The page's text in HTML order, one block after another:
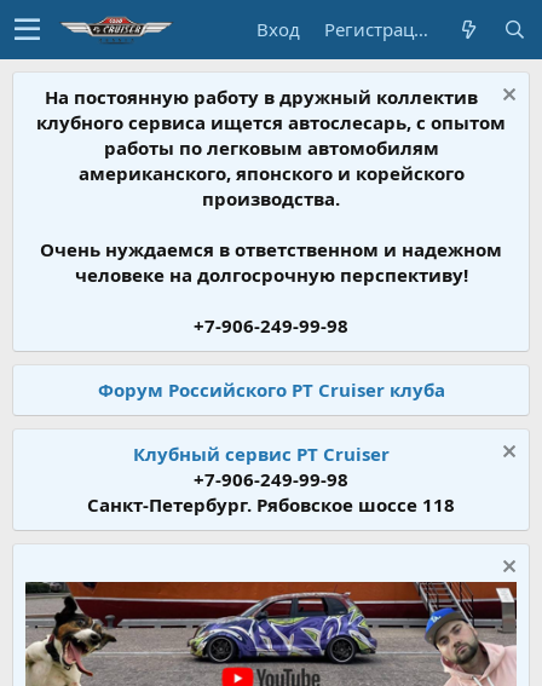
Вход Регистрация
На постоянную работу в дружный коллектив
клубного сервиса ищется автослесарь, с опытом
работы по легковым автомобилям
американского, японского и корейского
производства.
Очень нуждаемся в ответственном и надежном
человеке на долгосрочную перспективу!
+7-906-249-99-98
Форум Российского PT Cruiser клуба
Клубный сервис PT Cruiser
+7-906-249-99-98
Санкт-Петербург. Рябовское шоссе 118